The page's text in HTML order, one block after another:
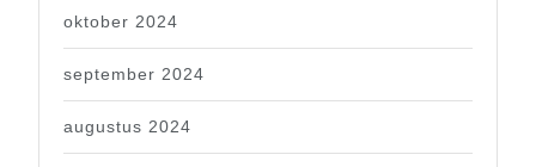
oktober 2024
september 2024
augustus 2024